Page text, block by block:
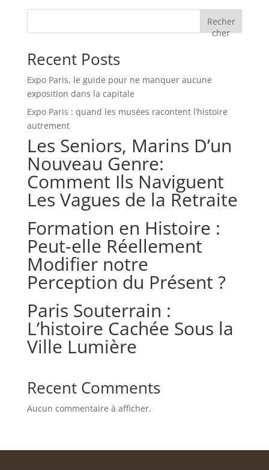
Recher
cher
Recent Posts
Expo Paris, le guide pour ne manquer aucune
exposition dans la capitale
Expo Paris : quand les musées racontent l’histoire
autrement
Les Seniors, Marins D’un
Nouveau Genre:
Comment Ils Naviguent
Les Vagues de la Retraite
Formation en Histoire :
Peut-elle Réellement
Modifier notre
Perception du Présent ?
Paris Souterrain :
L’histoire Cachée Sous la
Ville Lumière
Recent Comments
Aucun commentaire à afficher.